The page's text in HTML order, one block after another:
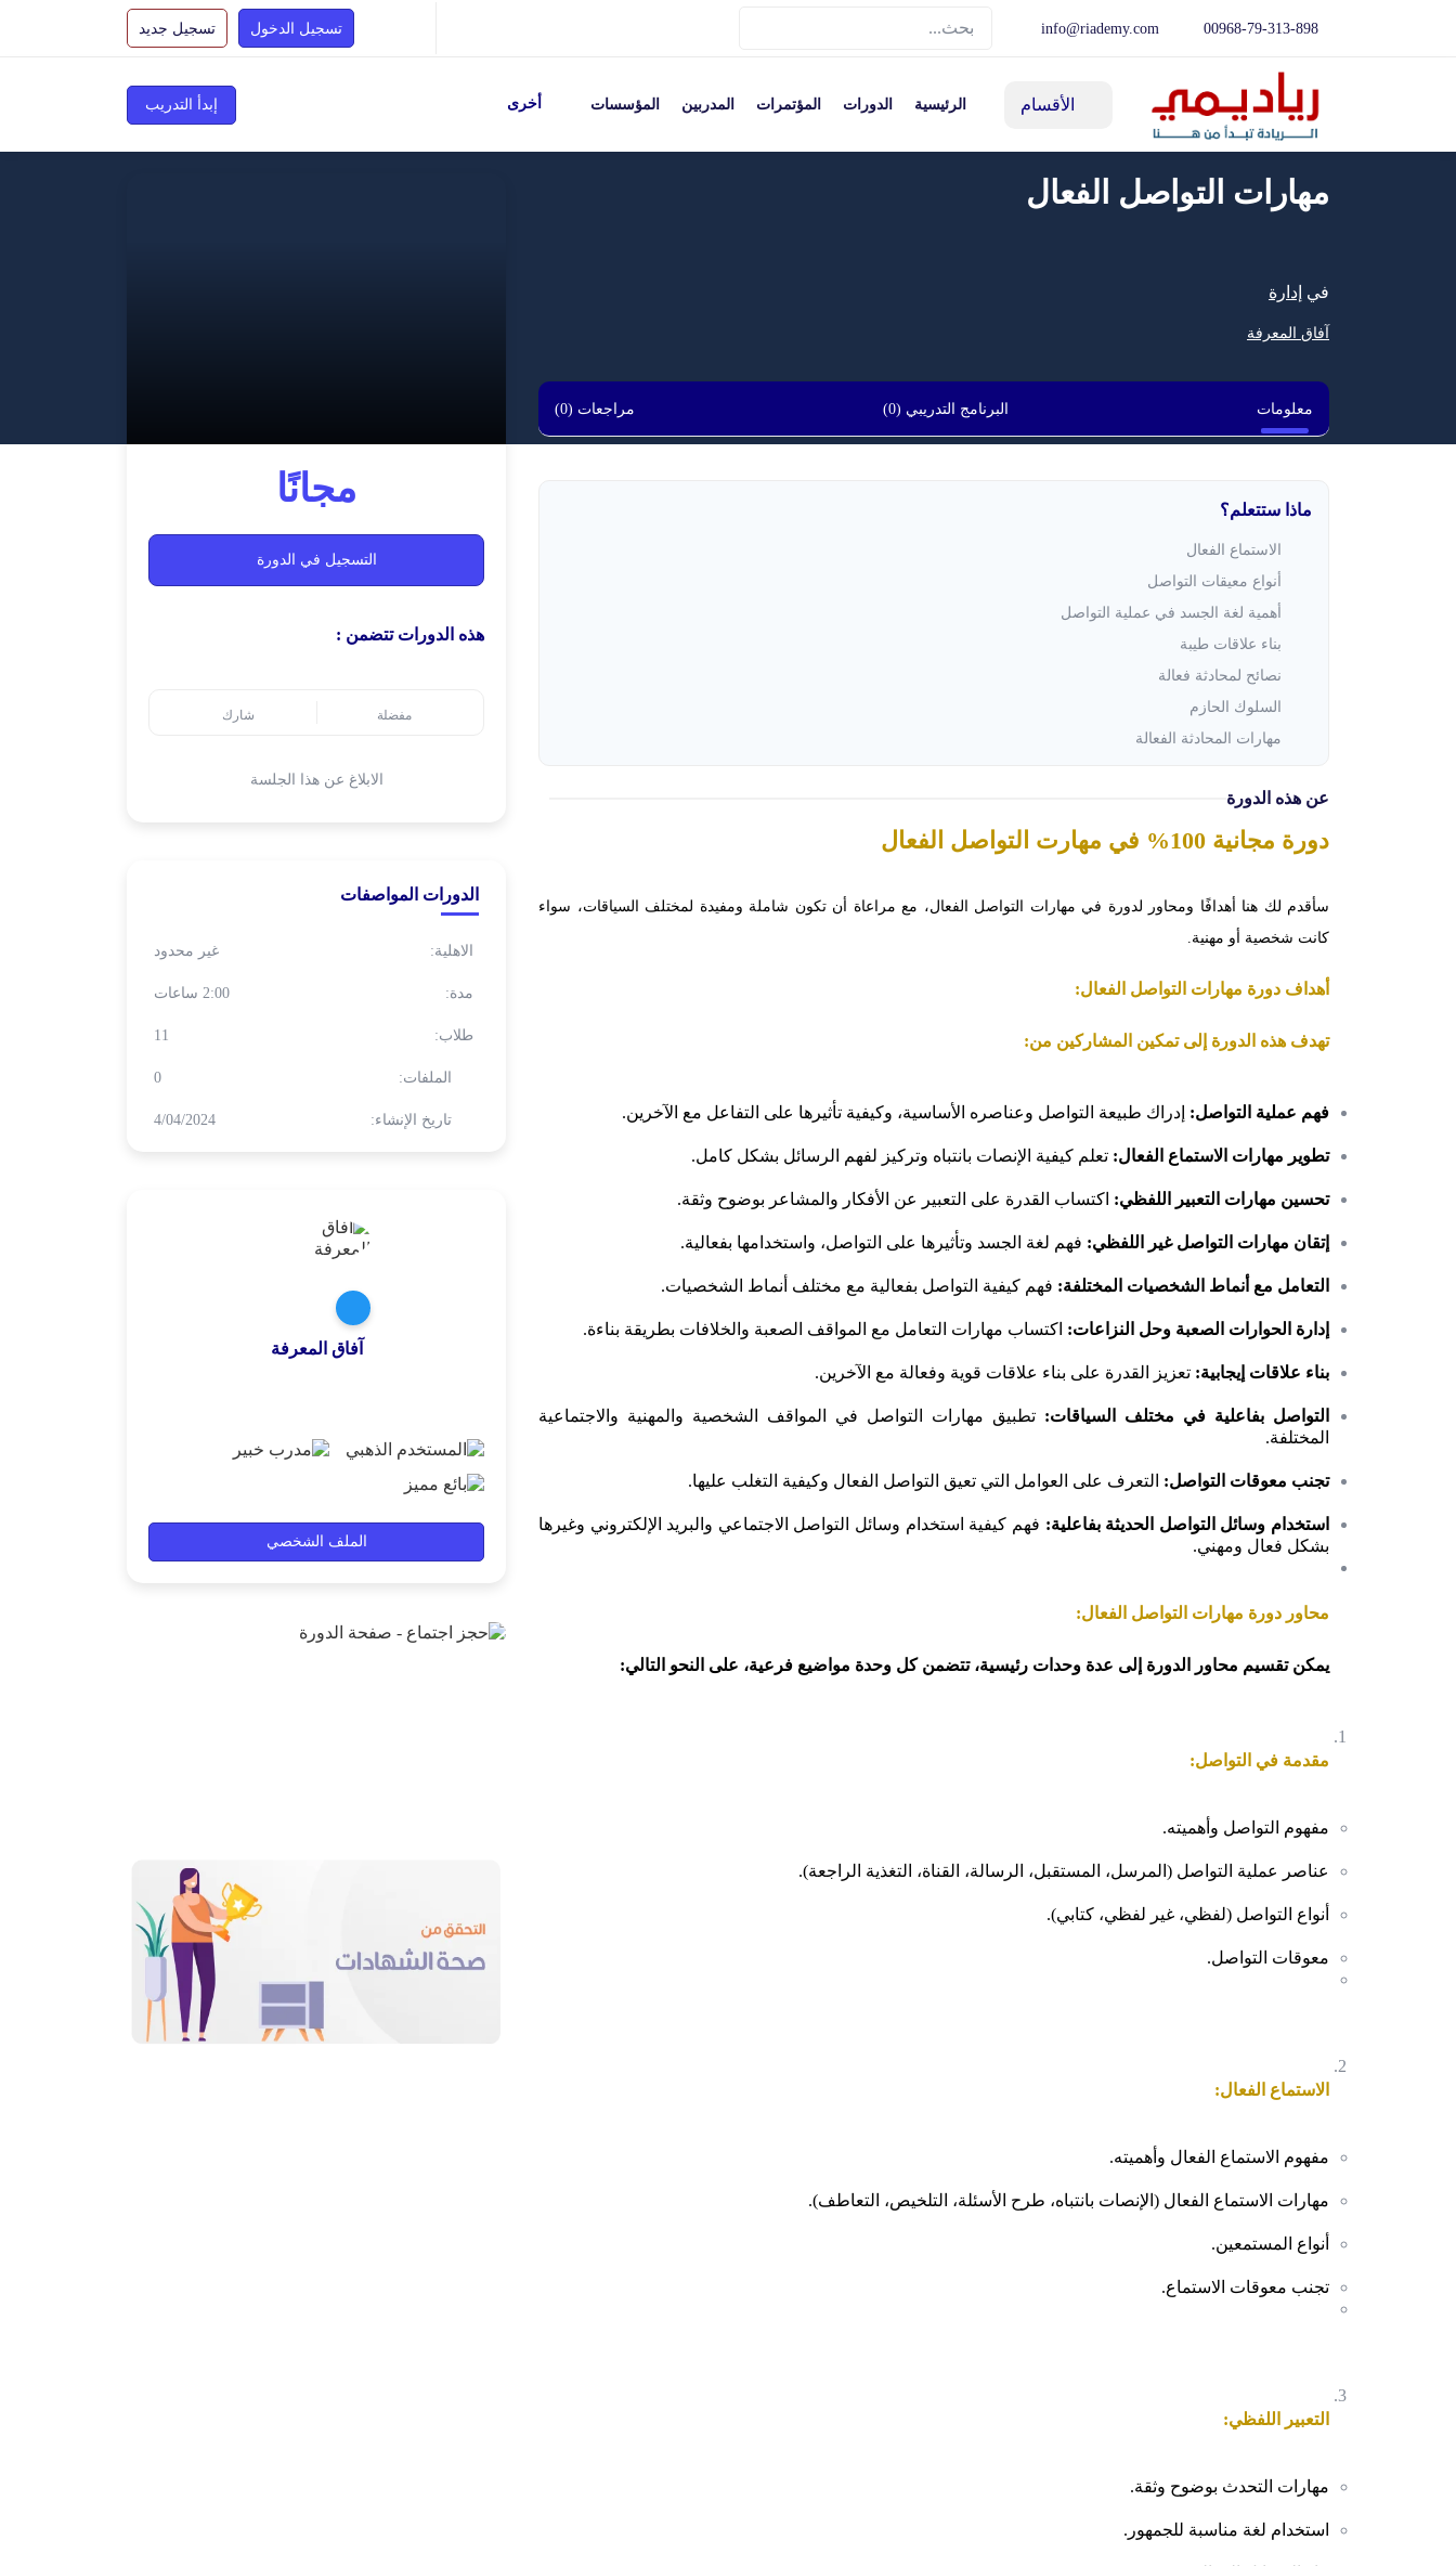
00968-79-313-898
info@riademy.com تسجيل الدخول تسجيل جديد
الأقسام الرئيسية الدورات المؤتمرات المدربين المؤسسات أخرى إبدأ التدريب
مهارات التواصل الفعال
في إدارة
آفاق المعرفة
معلومات البرنامج التدريبي (0) مراجعات (0)
ماذا ستتعلم؟
الاستماع الفعال
أنواع معيقات التواصل
أهمية لغة الجسد في عملية التواصل
بناء علاقات طيبة
نصائح لمحادثة فعالة
السلوك الحازم
مهارات المحادثة الفعالة
عن هذه الدورة
دورة مجانية 100% في مهارت التواصل الفعال
سأقدم لك هنا أهدافًا ومحاور لدورة في مهارات التواصل الفعال، مع مراعاة أن تكون شاملة ومفيدة لمختلف السياقات، سواء
كانت شخصية أو مهنية.
أهداف دورة مهارات التواصل الفعال:
تهدف هذه الدورة إلى تمكين المشاركين من:
فهم عملية التواصل: إدراك طبيعة التواصل وعناصره الأساسية، وكيفية تأثيرها على التفاعل مع الآخرين.
تطوير مهارات الاستماع الفعال: تعلم كيفية الإنصات بانتباه وتركيز لفهم الرسائل بشكل كامل.
تحسين مهارات التعبير اللفظي: اكتساب القدرة على التعبير عن الأفكار والمشاعر بوضوح وثقة.
إتقان مهارات التواصل غير اللفظي: فهم لغة الجسد وتأثيرها على التواصل، واستخدامها بفعالية.
التعامل مع أنماط الشخصيات المختلفة: فهم كيفية التواصل بفعالية مع مختلف أنماط الشخصيات.
إدارة الحوارات الصعبة وحل النزاعات: اكتساب مهارات التعامل مع المواقف الصعبة والخلافات بطريقة بناءة.
بناء علاقات إيجابية: تعزيز القدرة على بناء علاقات قوية وفعالة مع الآخرين.
التواصل بفاعلية في مختلف السياقات: تطبيق مهارات التواصل في المواقف الشخصية والمهنية والاجتماعية
المختلفة.
تجنب معوقات التواصل: التعرف على العوامل التي تعيق التواصل الفعال وكيفية التغلب عليها.
استخدام وسائل التواصل الحديثة بفاعلية: فهم كيفية استخدام وسائل التواصل الاجتماعي والبريد الإلكتروني وغيرها
بشكل فعال ومهني.
محاور دورة مهارات التواصل الفعال:
يمكن تقسيم محاور الدورة إلى عدة وحدات رئيسية، تتضمن كل وحدة مواضيع فرعية، على النحو التالي:
مقدمة في التواصل:
مفهوم التواصل وأهميته.
عناصر عملية التواصل (المرسل، المستقبل، الرسالة، القناة، التغذية الراجعة).
أنواع التواصل (لفظي، غير لفظي، كتابي).
معوقات التواصل.
الاستماع الفعال:
مفهوم الاستماع الفعال وأهميته.
مهارات الاستماع الفعال (الإنصات بانتباه، طرح الأسئلة، التلخيص، التعاطف).
أنواع المستمعين.
تجنب معوقات الاستماع.
التعبير اللفظي:
مهارات التحدث بوضوح وثقة.
استخدام لغة مناسبة للجمهور.
مجانًا
التسجيل في الدورة
هذه الدورات تتضمن :
مفضلة شارك
الابلاغ عن هذا الجلسة
الدورات المواصفات
الاهلية: غير محدود
مدة: 2:00 ساعات
طلاب: 11
الملفات: 0
تاريخ الإنشاء: 4/04/2024
آفاق المعرفة
الملف الشخصي